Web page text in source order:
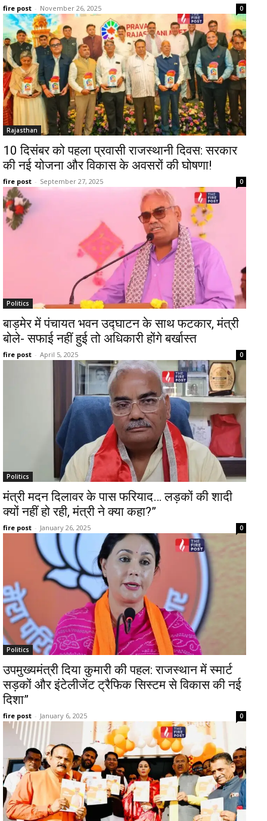
fire post - November 26, 2025 0
Rajasthan
10 दिसंबर को पहला प्रवासी राजस्थानी दिवस: सरकार
की नई योजना और विकास के अवसरों की घोषणा!
fire post - September 27, 2025 0
Politics
बाड़मेर में पंचायत भवन उद्घाटन के साथ फटकार, मंत्री
बोले- सफाई नहीं हुई तो अधिकारी होंगे बर्खास्त
fire post - April 5, 2025 0
Politics
मंत्री मदन दिलावर के पास फरियाद… लड़कों की शादी
क्यों नहीं हो रही, मंत्री ने क्या कहा?”
fire post - January 26, 2025 0
Politics
उपमुख्यमंत्री दिया कुमारी की पहल: राजस्थान में स्मार्ट
सड़कों और इंटेलीजेंट ट्रैफिक सिस्टम से विकास की नई
दिशा”
fire post - January 6, 2025 0